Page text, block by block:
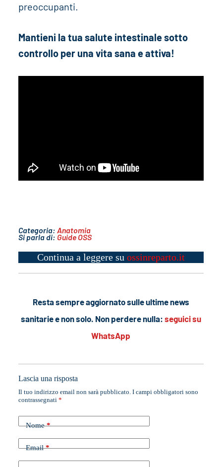
preoccupanti.
Mantieni la tua salute intestinale sotto
controllo per una vita sana e attiva!
Categoria: Anatomia
Si parla di: Guide OSS
Continua a leggere su ossinreparto.it
Resta sempre aggiornato sulle ultime news
sanitarie e non solo. Non perdere nulla: seguici su
WhatsApp
Lascia una risposta
Il tuo indirizzo email non sarà pubblicato. I campi obbligatori sono
contrassegnati *
Nome*
Email*